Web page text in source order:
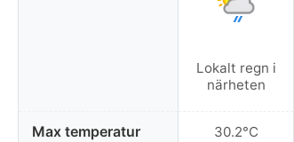
Max temperatur
Lokalt regn i
närheten
30.2°C